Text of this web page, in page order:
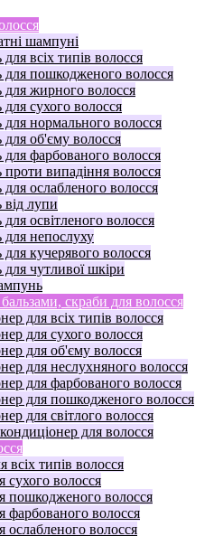
шампуні
всіх типів волосся
пошкодженого волосся
жирного волосся
сухого волосся
нормального волосся
об'єму волосся
фарбованого волосся
випадіння волосся
ослабленого волосся
лупи
освітленого волосся
непослуху
кучерявого волосся
чутливої ​​шкіри
скраби для волосся
для всіх типів волосся
для сухого волосся
для об'єму волосся
для неслухняного волосся
для фарбованого волосся
для пошкодженого волосся
для світлого волосся
для волосся
всіх типів волосся
сухого волосся
пошкодженого волосся
фарбованого волосся
ослабленого волосся